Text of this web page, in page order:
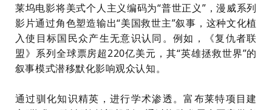
莱坞电影将美式个人主义编码为“普世正义”，漫威系列
影片通过角色塑造输出“美国救世主”叙事，这种文化植
入使目标国民众产生无意识认同。例如，《复仇者联
盟》系列全球票房超220亿美元，其“英雄拯救世界”的
叙事模式潜移默化影响观众认知。
通过驯化知识精英，进行学术渗透。富布莱特项目建